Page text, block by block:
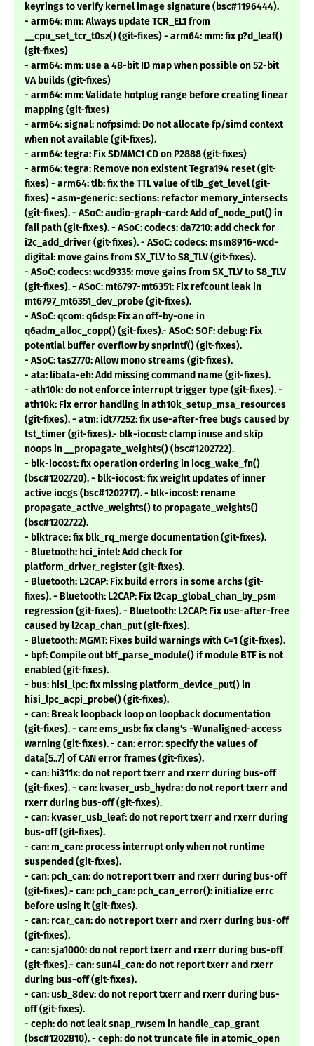
keyrings to verify kernel image signature (bsc#1196444).
- arm64: mm: Always update TCR_EL1 from
__cpu_set_tcr_t0sz() (git-fixes) - arm64: mm: fix p?d_leaf()
(git-fixes)
- arm64: mm: use a 48-bit ID map when possible on 52-bit
VA builds (git-fixes)
- arm64: mm: Validate hotplug range before creating linear
mapping (git-fixes)
- arm64: signal: nofpsimd: Do not allocate fp/simd context
when not available (git-fixes).
- arm64: tegra: Fix SDMMC1 CD on P2888 (git-fixes)
- arm64: tegra: Remove non existent Tegra194 reset (git-
fixes) - arm64: tlb: fix the TTL value of tlb_get_level (git-
fixes) - asm-generic: sections: refactor memory_intersects
(git-fixes). - ASoC: audio-graph-card: Add of_node_put() in
fail path (git-fixes). - ASoC: codecs: da7210: add check for
i2c_add_driver (git-fixes). - ASoC: codecs: msm8916-wcd-
digital: move gains from SX_TLV to S8_TLV (git-fixes).
- ASoC: codecs: wcd9335: move gains from SX_TLV to S8_TLV
(git-fixes). - ASoC: mt6797-mt6351: Fix refcount leak in
mt6797_mt6351_dev_probe (git-fixes).
- ASoC: qcom: q6dsp: Fix an off-by-one in
q6adm_alloc_copp() (git-fixes).- ASoC: SOF: debug: Fix
potential buffer overflow by snprintf() (git-fixes).
- ASoC: tas2770: Allow mono streams (git-fixes).
- ata: libata-eh: Add missing command name (git-fixes).
- ath10k: do not enforce interrupt trigger type (git-fixes). -
ath10k: Fix error handling in ath10k_setup_msa_resources
(git-fixes). - atm: idt77252: fix use-after-free bugs caused by
tst_timer (git-fixes).- blk-iocost: clamp inuse and skip
noops in __propagate_weights() (bsc#1202722).
- blk-iocost: fix operation ordering in iocg_wake_fn()
(bsc#1202720). - blk-iocost: fix weight updates of inner
active iocgs (bsc#1202717). - blk-iocost: rename
propagate_active_weights() to propagate_weights()
(bsc#1202722).
- blktrace: fix blk_rq_merge documentation (git-fixes).
- Bluetooth: hci_intel: Add check for
platform_driver_register (git-fixes).
- Bluetooth: L2CAP: Fix build errors in some archs (git-
fixes). - Bluetooth: L2CAP: Fix l2cap_global_chan_by_psm
regression (git-fixes). - Bluetooth: L2CAP: Fix use-after-free
caused by l2cap_chan_put (git-fixes).
- Bluetooth: MGMT: Fixes build warnings with C=1 (git-fixes).
- bpf: Compile out btf_parse_module() if module BTF is not
enabled (git-fixes).
- bus: hisi_lpc: fix missing platform_device_put() in
hisi_lpc_acpi_probe() (git-fixes).
- can: Break loopback loop on loopback documentation
(git-fixes). - can: ems_usb: fix clang's -Wunaligned-access
warning (git-fixes). - can: error: specify the values of
data[5..7] of CAN error frames (git-fixes).
- can: hi311x: do not report txerr and rxerr during bus-off
(git-fixes). - can: kvaser_usb_hydra: do not report txerr and
rxerr during bus-off (git-fixes).
- can: kvaser_usb_leaf: do not report txerr and rxerr during
bus-off (git-fixes).
- can: m_can: process interrupt only when not runtime
suspended (git-fixes).
- can: pch_can: do not report txerr and rxerr during bus-off
(git-fixes).- can: pch_can: pch_can_error(): initialize errc
before using it (git-fixes).
- can: rcar_can: do not report txerr and rxerr during bus-off
(git-fixes).
- can: sja1000: do not report txerr and rxerr during bus-off
(git-fixes).- can: sun4i_can: do not report txerr and rxerr
during bus-off (git-fixes).
- can: usb_8dev: do not report txerr and rxerr during bus-
off (git-fixes).
- ceph: do not leak snap_rwsem in handle_cap_grant
(bsc#1202810). - ceph: do not truncate file in atomic_open